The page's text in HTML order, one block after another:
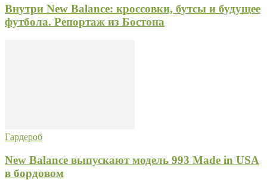
Внутри New Balance: кроссовки, бутсы и будущее
футбола. Репортаж из Бостона
Гардероб
New Balance выпускают модель 993 Made in USA
в бордовом